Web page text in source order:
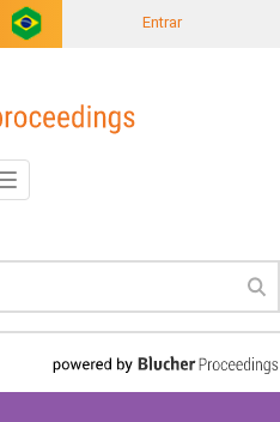
Entrar
Toggle
navigation